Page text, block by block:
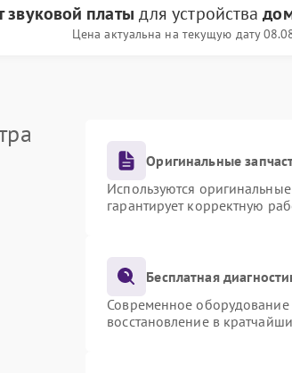
звуковой платы для устройства
Цена актуальна на текущую дату
Оригинальные
Используются
гарантирует корректную
Бесплатная
Современное оборудование
восстановление в